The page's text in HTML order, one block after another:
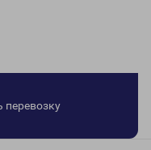
перевозку